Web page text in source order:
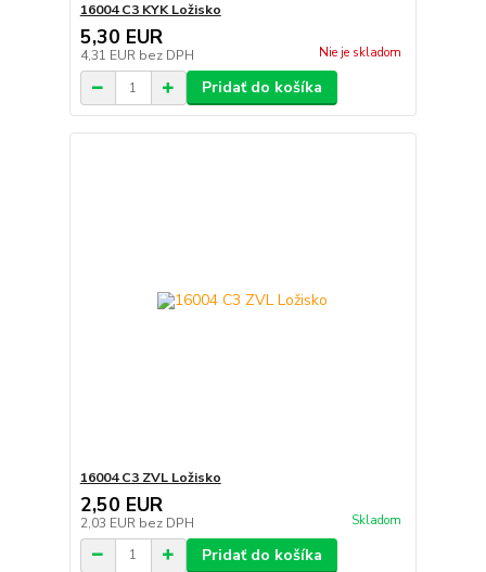
16004 C3 KYK Ložisko
5,30 EUR
4,31 EUR bez DPH Nie je skladom
Pridať do košíka
16004 C3 ZVL Ložisko
2,50 EUR
2,03 EUR bez DPH Skladom
Pridať do košíka